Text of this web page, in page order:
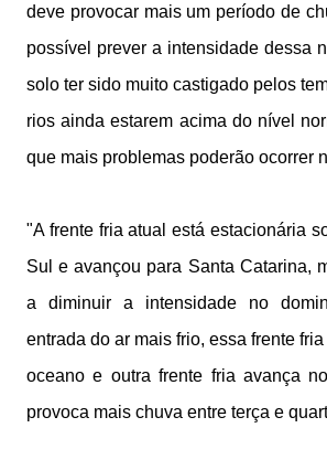
deve provocar mais um período de
possível prever a intensidade dessa
solo ter sido muito castigado pelos
rios ainda estarem acima do nível
que mais problemas poderão ocorrer
"A frente fria atual está estacionária
Sul e avançou para Santa Catarina,
a diminuir a intensidade no
entrada do ar mais frio, essa frente
oceano e outra frente fria avança
provoca mais chuva entre terça e